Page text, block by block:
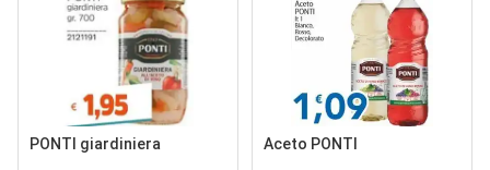
PONTI giardiniera Aceto PONTI